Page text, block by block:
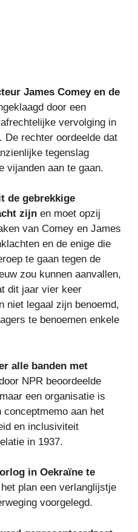
James Comey en de
door een
vervolging in
De rechter oordeelde dat
tegenslag
vijanden aan te gaan.
de gebrekkige
zijn en moet opzij
van Comey en James
en de enige die
te gaan tegen de
zou kunnen aanvallen,
dit jaar vier keer
niet legaal zijn benoemd,
te benoemen enkele
alle banden met
NPR beoordeelde
een organisatie is
conceptmemo aan het
en inclusiviteit
in 1937.
in Oekraïne te
plan een verlanglijstje
voorgelegd.